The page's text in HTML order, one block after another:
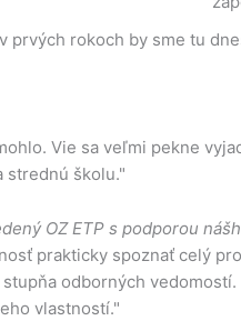
rokoch by sme tu
Vie sa veľmi pekne
strednú školu."
OZ ETP s podporou
prakticky spoznať celý
odborných
vlastností."